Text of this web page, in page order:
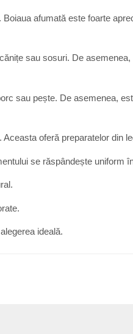
afumată este foarte
sau sosuri. De
sau pește. De asemenea,
oferă preparatelor din
se răspândește uniform
ideală.